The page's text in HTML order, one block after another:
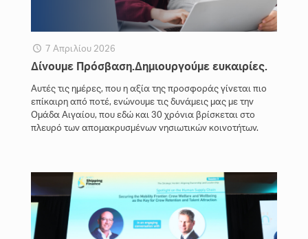
7 Απριλίου 2026
Δίνουμε Πρόσβαση.Δημιουργούμε ευκαιρίες.
Aυτές τις ημέρες, που η αξία της προσφοράς γίνεται πιο
επίκαιρη από ποτέ, ενώνουμε τις δυνάμεις μας με την
Ομάδα Αιγαίου, που εδώ και 30 χρόνια βρίσκεται στο
πλευρό των απομακρυσμένων νησιωτικών κοινοτήτων.